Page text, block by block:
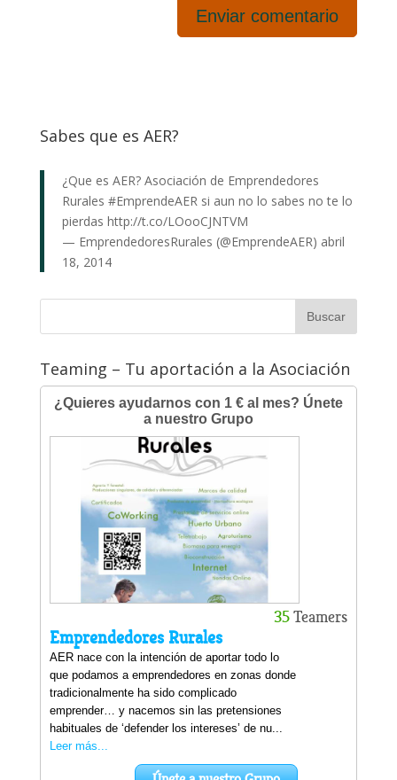
Sabes que es AER?
¿Que es AER? Asociación de Emprendedores
Rurales #EmprendeAERsi aun no lo sabes no te lo
pierdas http://t.co/LOooCJNTVM
— EmprendedoresRurales (@EmprendeAER) abril
18, 2014
Teaming – Tu aportación a la Asociación